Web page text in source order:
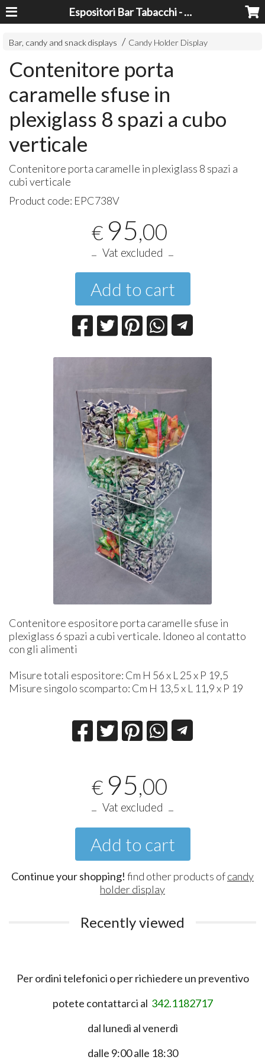
Espositori Bar Tabacchi - Lavorazioni Plexiglass Bari
Bar, candy and snack displays Candy Holder Display
Contenitore porta
caramelle sfuse in
plexiglass 8 spazi a cubo
verticale
Contenitore porta caramelle in plexiglass 8 spazi a
cubi verticale
Product code: EPC738V
€ 95,00
Vat excluded
Add to cart
Contenitore espositore porta caramelle sfuse in
plexiglass 6 spazi a cubi verticale. Idoneo al contatto
con gli alimenti
Misure totali espositore: Cm H 56 x L 25 x P 19,5
Misure singolo scomparto: Cm ​ H 13,5 x L 11,9 x P 19
€ 95,00
Vat excluded
Add to cart
Continue your shopping! find other products ofcandy
holder display
Recently viewed
Per ordini telefonici o per richiedere un preventivo
potete contattarci al 342.1182717
dal lunedì al venerdì
dalle 9:00 alle 18:30